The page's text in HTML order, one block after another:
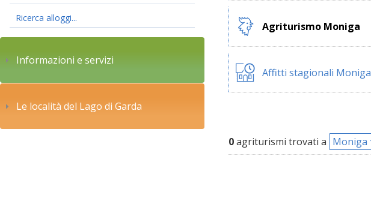
Ricerca alloggi...
Informazioni e servizi
Le località del Lago di Garda
Agriturismo Moniga
Affitti stagionali Moniga
0agriturismi trovati a Moniga